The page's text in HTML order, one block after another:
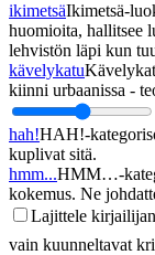
ikimetsäIkimetsä-
huomioita, hallitsee
lehvistön läpi kun
kävelykatu
kiinni urbaanissa -
hah!HAH!-
kuplivat sitä.
hmm...HMM…-
kokemus. Ne
Lajittele
vain kuunneltavat